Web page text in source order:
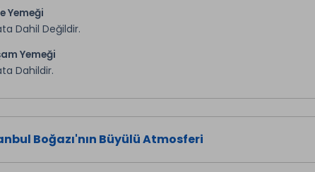
Yemeği
Dahil Değildir.
Yemeği
Dahildir.
Boğazı'nın Büyülü Atmosferi